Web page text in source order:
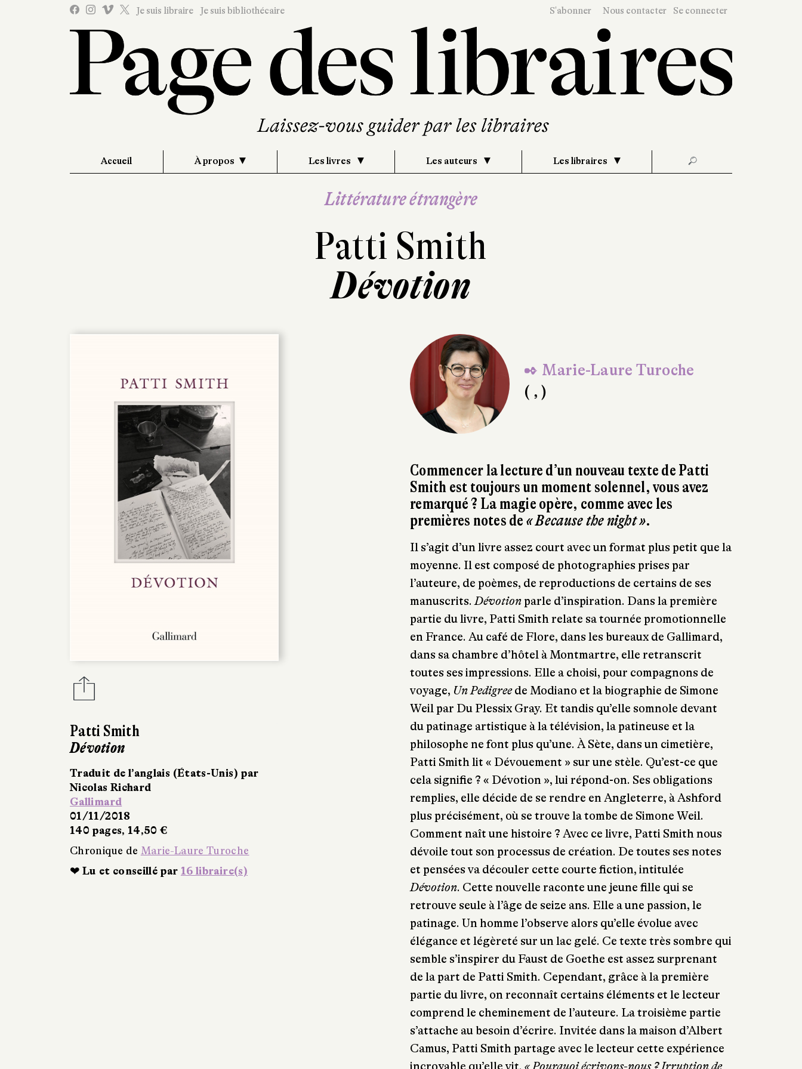
Je suis libraire Je suis bibliothécaire S'abonner Nous contacter Se connecter
Accueil À propos Les livres Les auteurs Les libraires 🔎
Littérature étrangère
Patti Smith
Dévotion
Patti Smith
Dévotion
Traduit de l’anglais (États-Unis) par
Nicolas Richard
Gallimard
01/11/2018
140 pages, 14,50 €
Chronique de Marie-Laure Turoche
❤ Lu et conseillé par 16 libraire(s)
✒ Marie-Laure Turoche
( , )
Commencer la lecture d’un nouveau texte de Patti
Smith est toujours un moment solennel, vous avez
remarqué ? La magie opère, comme avec les
premières notes de « Because the night ».
Il s’agit d’un livre assez court avec un format plus petit que la
moyenne. Il est composé de photographies prises par
l’auteure, de poèmes, de reproductions de certains de ses
manuscrits.Dévotionparle d’inspiration. Dans la première
partie du livre, Patti Smith relate sa tournée promotionnelle
en France. Au café de Flore, dans les bureaux de Gallimard,
dans sa chambre d’hôtel à Montmartre, elle retranscrit
toutes ses impressions. Elle a choisi, pour compagnons de
voyage, Un Pedigreede Modiano et la biographie de Simone
Weil par Du Plessix Gray. Et tandis qu’elle somnole devant
du patinage artistique à la télévision, la patineuse et la
philosophe ne font plus qu’une. À Sète, dans un cimetière,
Patti Smith lit « Dévouement » sur une stèle. Qu’est-ce que
cela signifie ? « Dévotion », lui répond-on. Ses obligations
remplies, elle décide de se rendre en Angleterre, à Ashford
plus précisément, où se trouve la tombe de Simone Weil.
Comment naît une histoire ? Avec ce livre, Patti Smith nous
dévoile tout son processus de création. De toutes ses notes
et pensées va découler cette courte fiction, intitulée
Dévotion. Cette nouvelle raconte une jeune fille qui se
retrouve seule à l’âge de seize ans. Elle a une passion, le
patinage. Un homme l’observe alors qu’elle évolue avec
élégance et légèreté sur un lac gelé. Ce texte très sombre qui
semble s’inspirer du Faust de Goethe est assez surprenant
de la part de Patti Smith. Cependant, grâce à la première
partie du livre, on reconnaît certains éléments et le lecteur
comprend le cheminement de l’auteure. La troisième partie
s’attache au besoin d’écrire. Invitée dans la maison d’Albert
Camus, Patti Smith partage avec le lecteur cette expérience
incroyable qu’elle vit. « Pourquoi écrivons-nous ? Irruption de